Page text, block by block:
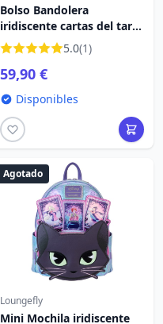
Bolso Bandolera
iridiscente cartas del tarot
de Abracadabra - DISNEY
LOUNGEFLY
5.0(1)
59,90 €
Disponibles
Agotado
Loungefly
Mini Mochila iridiscente